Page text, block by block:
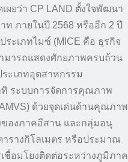
ผยว่า CP LAND ตั้งใจพัฒนา
ท ภายในปี 2568 หรืออีก 2 ปี
ระเภทไมซ์ (MICE คือ ธุรกิจ
มารถแสดงศักยภาพครบถ้วน
ะเภทอุตสาหกรรม
ทิ ระบบการจัดการคุณภาพ
ด้วยจุดเด่นด้านคุณภาพ
ของภาคอีสาน และกลุ่มอนุ
รางกิโลเมตร หรือประมาณ
ชื่อมโยงติดต่อระหว่างภูมิภาค